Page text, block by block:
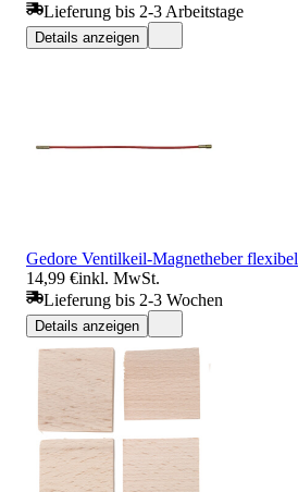
Lieferung bis 2-3 Arbeitstage
Details anzeigen
Gedore Ventilkeil-Magnetheber flexibel
14,99 €inkl. MwSt.
Lieferung bis 2-3 Wochen
Details anzeigen